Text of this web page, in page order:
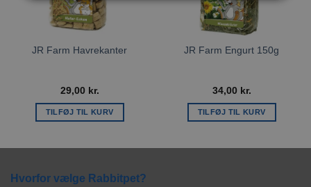
JR Farm Havrekanter
29,00 kr.
TILFØJ TIL KURV
JR Farm Engurt 150g
34,00 kr.
TILFØJ TIL KURV
Hvorfor vælge Rabbitpet?